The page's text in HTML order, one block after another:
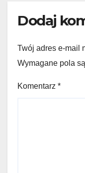
Dodaj
Twój adres e-mail
Wymagane pola
Komentarz *